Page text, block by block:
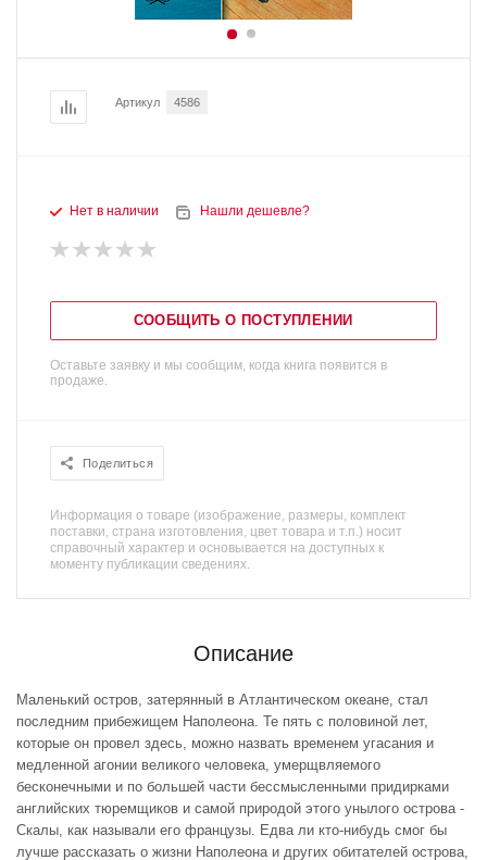
Артикул 4586
Нет в наличии Нашли дешевле?
СООБЩИТЬ О ПОСТУПЛЕНИИ
Оставьте заявку и мы сообщим, когда книга появится в
продаже.
Поделиться
Информация о товаре (изображение, размеры, комплект
поставки, страна изготовления, цвет товара и т.п.) носит
справочный характер и основывается на доступных к
моменту публикации сведениях.
Описание
Маленький остров, затерянный в Атлантическом океане, стал
последним прибежищем Наполеона. Те пять с половиной лет,
которые он провел здесь, можно назвать временем угасания и
медленной агонии великого человека, умерщвляемого
бесконечными и по большей части бессмысленными придирками
английских тюремщиков и самой природой этого унылого острова -
Скалы, как называли его французы. Едва ли кто-нибудь смог бы
лучше рассказать о жизни Наполеона и других обитателей острова,